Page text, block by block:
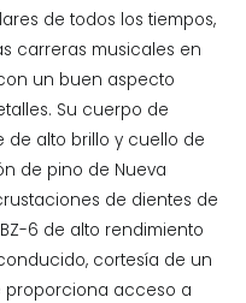
de todos los tiempos,
carreras musicales en
un buen aspecto
Su cuerpo de
alto brillo y cuello de
de pino de Nueva
de dientes de
6 de alto rendimiento
cortesía de un
proporciona acceso a